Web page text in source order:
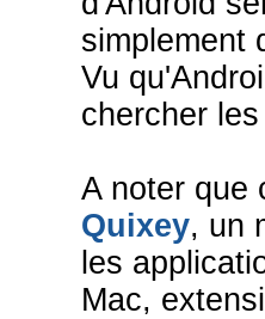
simplement
Vu
chercher
A noter que
Quixey, un
les
Mac,